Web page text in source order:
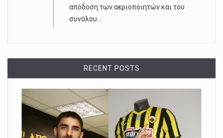
απόδοση των αεριοποιητών και του
συνόλου...
RECENT POSTS